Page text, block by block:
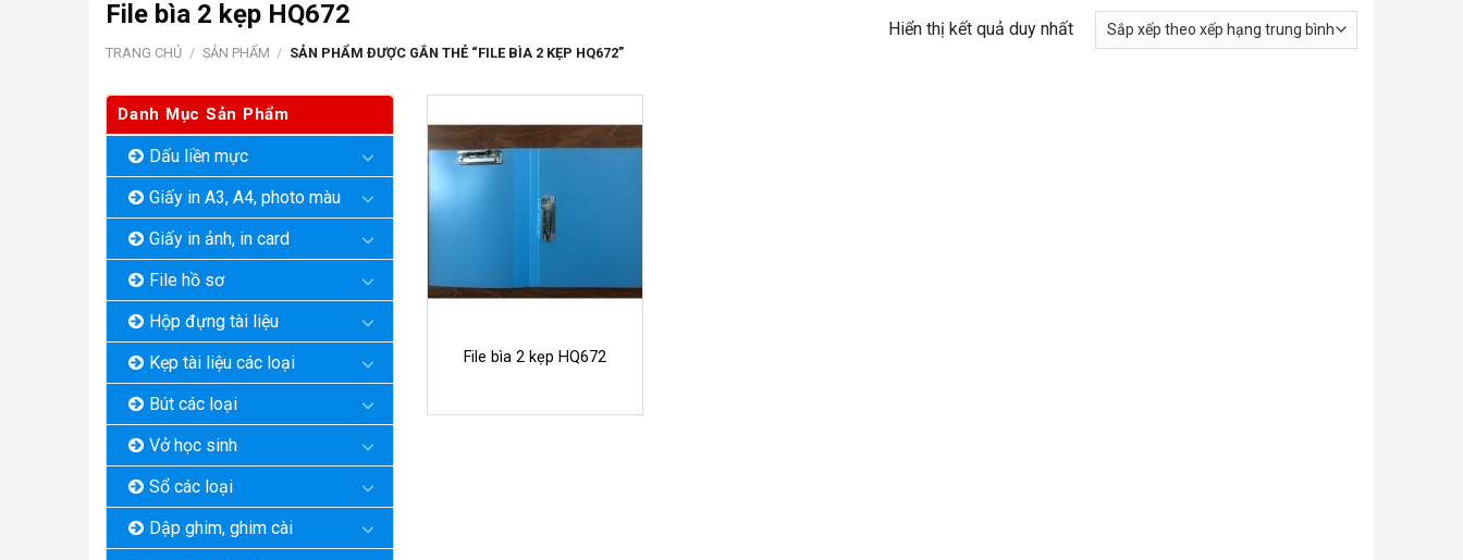
File bìa 2 kẹp HQ672
TRANG CHỦ / SẢN PHẨM / SẢN PHẨM ĐƯỢC GẮN THẺ “FILE BÌA 2 KẸP HQ672”
Hiển thị kết quả duy nhất
Danh Mục Sản Phẩm
Dấu liền mực
Giấy in A3, A4, photo màu
Giấy in ảnh, in card
File hồ sơ
Hộp đựng tài liệu
Kẹp tài liệu các loại
Bút các loại
Vở học sinh
Sổ các loại
Dập ghim, ghim cài
File bìa 2 kẹp HQ672